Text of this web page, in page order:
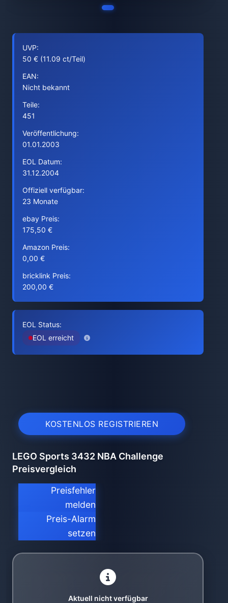
UVP:
50 € (11.09 ct/Teil)
EAN:
Nicht bekannt
Teile:
451
Veröffentlichung:
01.01.2003
EOL Datum:
31.12.2004
Offiziell verfügbar:
23 Monate
ebay Preis:
175,50 €
Amazon Preis:
0,00 €
bricklink Preis:
200,00 €
EOL Status:
EOL erreicht
KOSTENLOS REGISTRIEREN
LEGO Sports 3432 NBA Challenge
Preisvergleich
Preisfehler
melden
Preis-Alarm
setzen
Aktuell nicht verfügbar